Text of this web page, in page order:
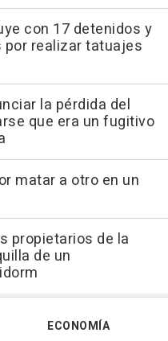
con 17 detenidos y
por realizar tatuajes
la pérdida del
que era un fugitivo
matar a otro en un
propietarios de la
de un
ECONOMÍA